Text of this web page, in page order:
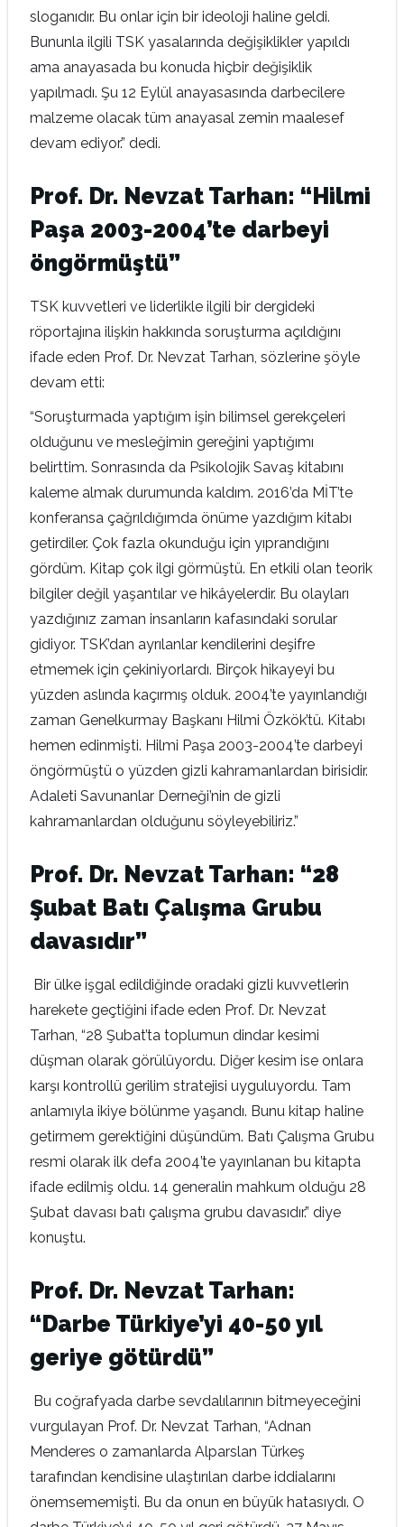
sloganıdır. Bu onlar için bir ideoloji haline geldi.
Bununla ilgili TSK yasalarında değişiklikler yapıldı
ama anayasada bu konuda hiçbir değişiklik
yapılmadı. Şu 12 Eylül anayasasında darbecilere
malzeme olacak tüm anayasal zemin maalesef
devam ediyor.” dedi.
Prof. Dr. Nevzat Tarhan: “Hilmi
Paşa 2003-2004’te darbeyi
öngörmüştü”
TSK kuvvetleri ve liderlikle ilgili bir dergideki
röportajına ilişkin hakkında soruşturma açıldığını
ifade eden Prof. Dr. Nevzat Tarhan, sözlerine şöyle
devam etti:
“Soruşturmada yaptığım işin bilimsel gerekçeleri
olduğunu ve mesleğimin gereğini yaptığımı
belirttim. Sonrasında da Psikolojik Savaş kitabını
kaleme almak durumunda kaldım. 2016’da MİT’te
konferansa çağrıldığımda önüme yazdığım kitabı
getirdiler. Çok fazla okunduğu için yıprandığını
gördüm. Kitap çok ilgi görmüştü. En etkili olan teorik
bilgiler değil yaşantılar ve hikâyelerdir. Bu olayları
yazdığınız zaman insanların kafasındaki sorular
gidiyor. TSK’dan ayrılanlar kendilerini deşifre
etmemek için çekiniyorlardı. Birçok hikayeyi bu
yüzden aslında kaçırmış olduk. 2004’te yayınlandığı
zaman Genelkurmay Başkanı Hilmi Özkök’tü. Kitabı
hemen edinmişti. Hilmi Paşa 2003-2004’te darbeyi
öngörmüştü o yüzden gizli kahramanlardan birisidir.
Adaleti Savunanlar Derneği’nin de gizli
kahramanlardan olduğunu söyleyebiliriz.”
Prof. Dr. Nevzat Tarhan: “28
Şubat Batı Çalışma Grubu
davasıdır”
Bir ülke işgal edildiğinde oradaki gizli kuvvetlerin
harekete geçtiğini ifade eden Prof. Dr. Nevzat
Tarhan, “28 Şubat’ta toplumun dindar kesimi
düşman olarak görülüyordu. Diğer kesim ise onlara
karşı kontrollü gerilim stratejisi uyguluyordu. Tam
anlamıyla ikiye bölünme yaşandı. Bunu kitap haline
getirmem gerektiğini düşündüm. Batı Çalışma Grubu
resmi olarak ilk defa 2004’te yayınlanan bu kitapta
ifade edilmiş oldu. 14 generalin mahkum olduğu 28
Şubat davası batı çalışma grubu davasıdır.” diye
konuştu.
Prof. Dr. Nevzat Tarhan:
“Darbe Türkiye’yi 40-50 yıl
geriye götürdü”
Bu coğrafyada darbe sevdalılarının bitmeyeceğini
vurgulayan Prof. Dr. Nevzat Tarhan, “Adnan
Menderes o zamanlarda Alparslan Türkeş
tarafından kendisine ulaştırılan darbe iddialarını
önemsememişti. Bu da onun en büyük hatasıydı. O